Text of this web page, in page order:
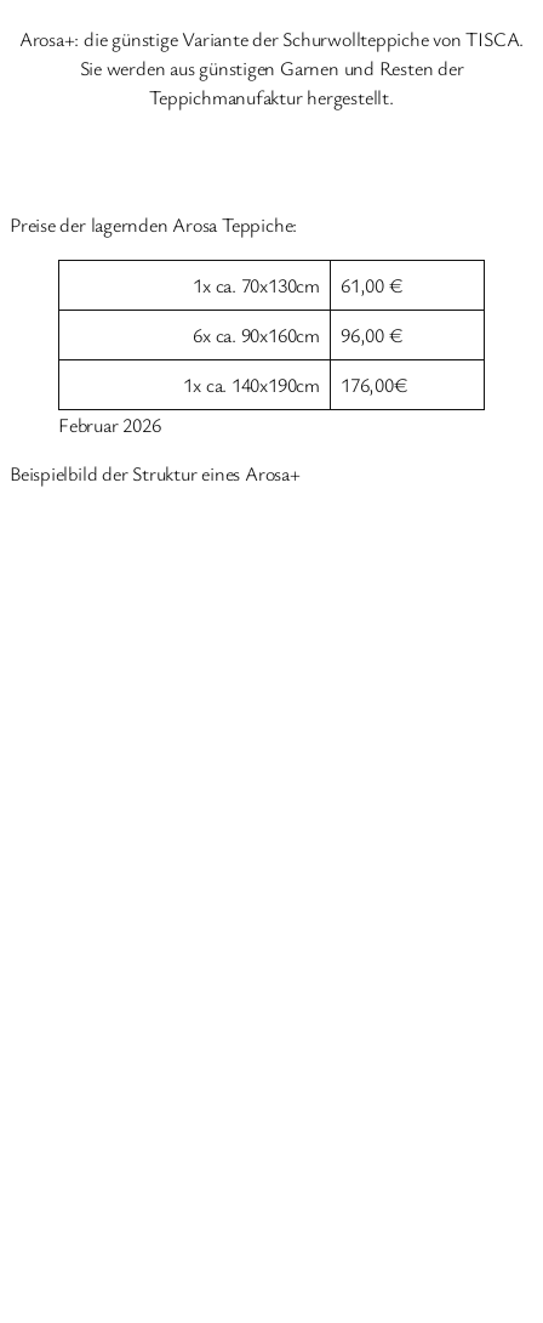
Arosa+: die günstige Variante der Schurwollteppiche von TISCA.
Sie werden aus günstigen Garnen und Resten der
Teppichmanufaktur hergestellt.
Preise der lagernden Arosa Teppiche:
1x ca. 70x130cm
61,00 €
6x ca. 90x160cm
96,00 €
1x ca. 140x190cm
176,00€
Februar 2026
Beispielbild der Struktur eines Arosa+